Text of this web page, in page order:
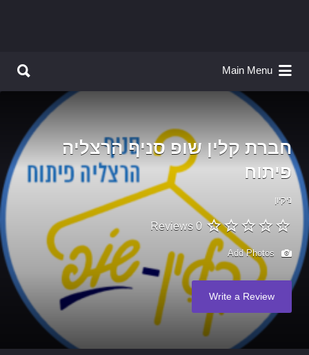
Main Menu
חברת קלין שופ סניף הרצליה
פיתוח
ניקיון
0 Reviews
Write a Review